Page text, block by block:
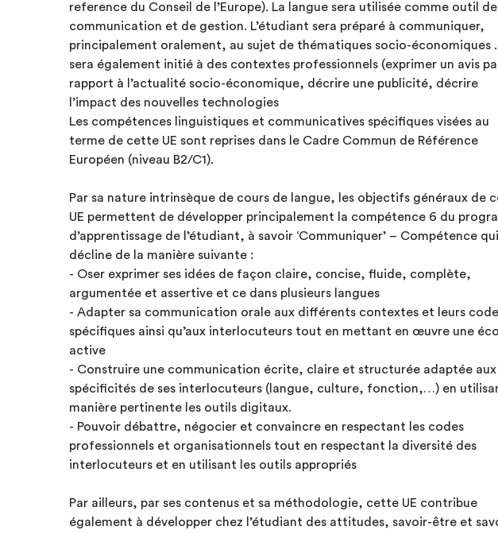
reference du Conseil de l’Europe). La langue sera utilisée comme outil de
communication et de gestion. L’étudiant sera préparé à communiquer,
principalement oralement, au sujet de thématiques socio-économiques .
sera également initié à des contextes professionnels (exprimer un avis
rapport à l’actualité socio-économique, décrire une publicité, décrire
l’impact des nouvelles technologies
Les compétences linguistiques et communicatives spécifiques visées au
terme de cette UE sont reprises dans le Cadre Commun de Référence
Européen (niveau B2/C1).
Par sa nature intrinsèque de cours de langue, les objectifs généraux de
UE permettent de développer principalement la compétence 6 du
d’apprentissage de l’étudiant, à savoir ‘Communiquer’ – Compétence
décline de la manière suivante :
- Oser exprimer ses idées de façon claire, concise, fluide, complète,
argumentée et assertive et ce dans plusieurs langues
- Adapter sa communication orale aux différents contextes et leurs
spécifiques ainsi qu’aux interlocuteurs tout en mettant en œuvre une
active
- Construire une communication écrite, claire et structurée adaptée aux
spécificités de ses interlocuteurs (langue, culture, fonction,…) en
manière pertinente les outils digitaux.
- Pouvoir débattre, négocier et convaincre en respectant les codes
professionnels et organisationnels tout en respectant la diversité des
interlocuteurs et en utilisant les outils appropriés
Par ailleurs, par ses contenus et sa méthodologie, cette UE contribue
également à développer chez l’étudiant des attitudes, savoir-être et